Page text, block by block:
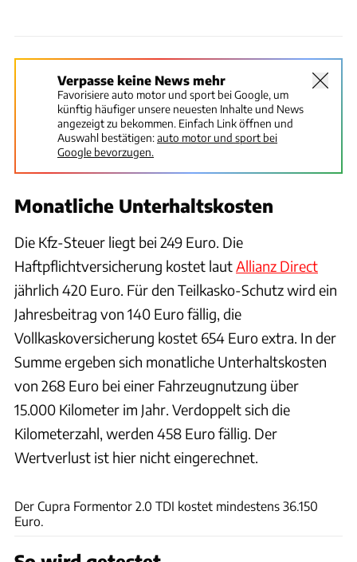
Verpasse keine News mehr
Favorisiere auto motor und sport bei Google, um
künftig häufiger unsere neuesten Inhalte und News
angezeigt zu bekommen. Einfach Link öffnen und
Auswahl bestätigen:auto motor und sport bei
Google bevorzugen.
Monatliche Unterhaltskosten
Die Kfz-Steuer liegt bei 249 Euro. Die
Haftpflichtversicherung kostet lautAllianz Direct
jährlich 420 Euro. Für den Teilkasko-Schutz wird ein
Jahresbeitrag von 140 Euro fällig, die
Vollkaskoversicherung kostet 654 Euro extra. In der
Summe ergeben sich monatliche Unterhaltskosten
von 268 Euro bei einer Fahrzeugnutzung über
15.000 Kilometer im Jahr. Verdoppelt sich die
Kilometerzahl, werden 458 Euro fällig. Der
Wertverlust ist hier nicht eingerechnet.
Der Cupra Formentor 2.0 TDI kostet mindestens 36.150
Euro.